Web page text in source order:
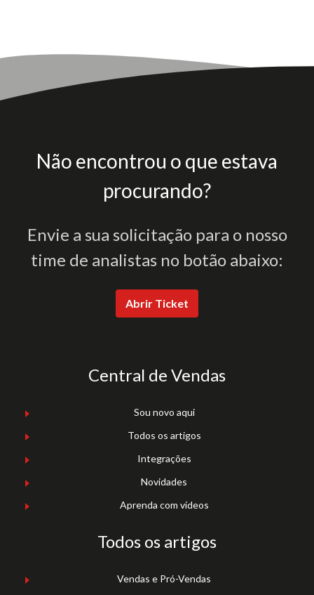
Não encontrou o que estava
procurando?
Envie a sua solicitação para o nosso
time de analistas no botão abaixo:
Abrir Ticket
Central de Vendas
Sou novo aqui
Todos os artigos
Integrações
Novidades
Aprenda com vídeos
Todos os artigos
Vendas e Pró-Vendas